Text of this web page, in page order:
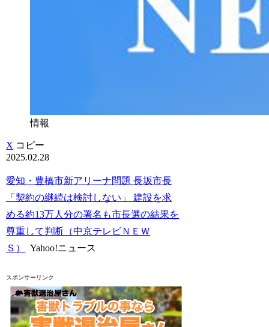
情報
X コピー
2025.02.28
愛知・豊橋市新アリーナ問題 長坂市長
「契約の継続は検討しない」 建設を求
める約13万人分の署名も市長選の結果を
尊重して判断（中京テレビＮＥＷ
Ｓ）
Yahoo!ニュース
スポンサーリンク